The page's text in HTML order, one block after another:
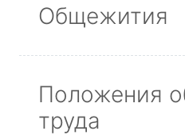
Общежития
Положения
труда